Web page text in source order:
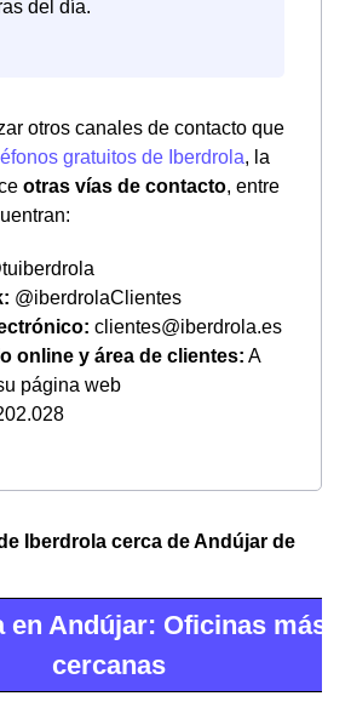
del día.
otros canales de contacto que
gratuitos de Iberdrola, la
otras vías de contacto, entre
@iberdrolaClientes
clientes@iberdrola.es
online y área de clientes: A
página web
Iberdrola cerca de Andújar de
en Andújar: Oficinas más
cercanas